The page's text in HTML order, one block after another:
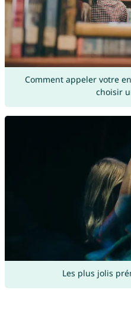
Comment appeler votre
choisir
Les plus jolis